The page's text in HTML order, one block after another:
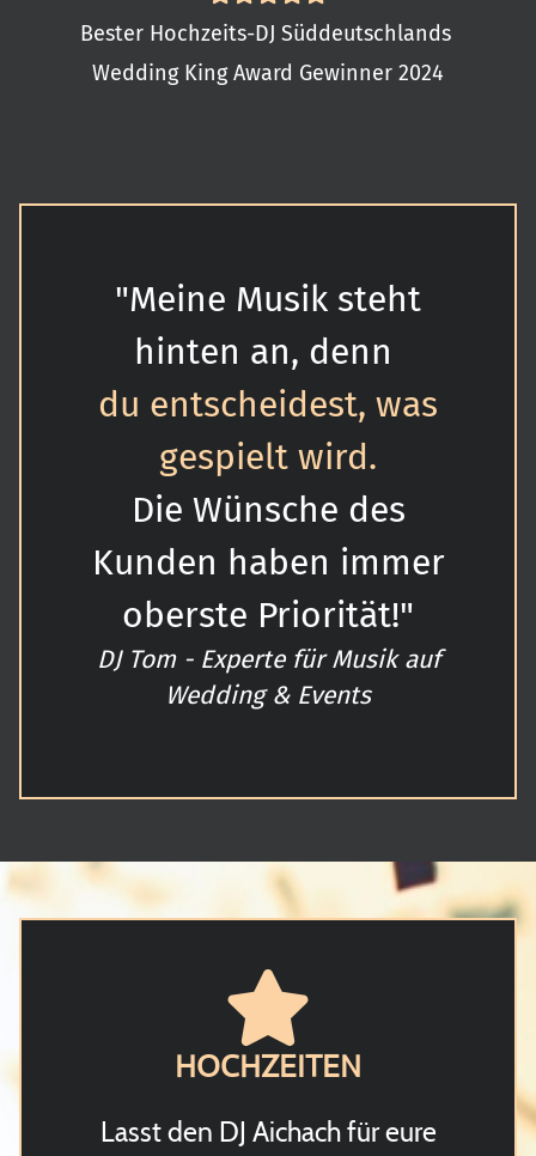
Bester Hochzeits-DJ Süddeutschlands
Wedding King Award Gewinner 2024
"Meine Musik steht
hinten an, denn
du entscheidest, was
gespielt wird.
Die Wünsche des
Kunden haben immer
oberste Priorität!"
DJ Tom - Experte für Musik auf
Wedding & Events
HOCHZEITEN
Lasst den DJ Aichach für eure